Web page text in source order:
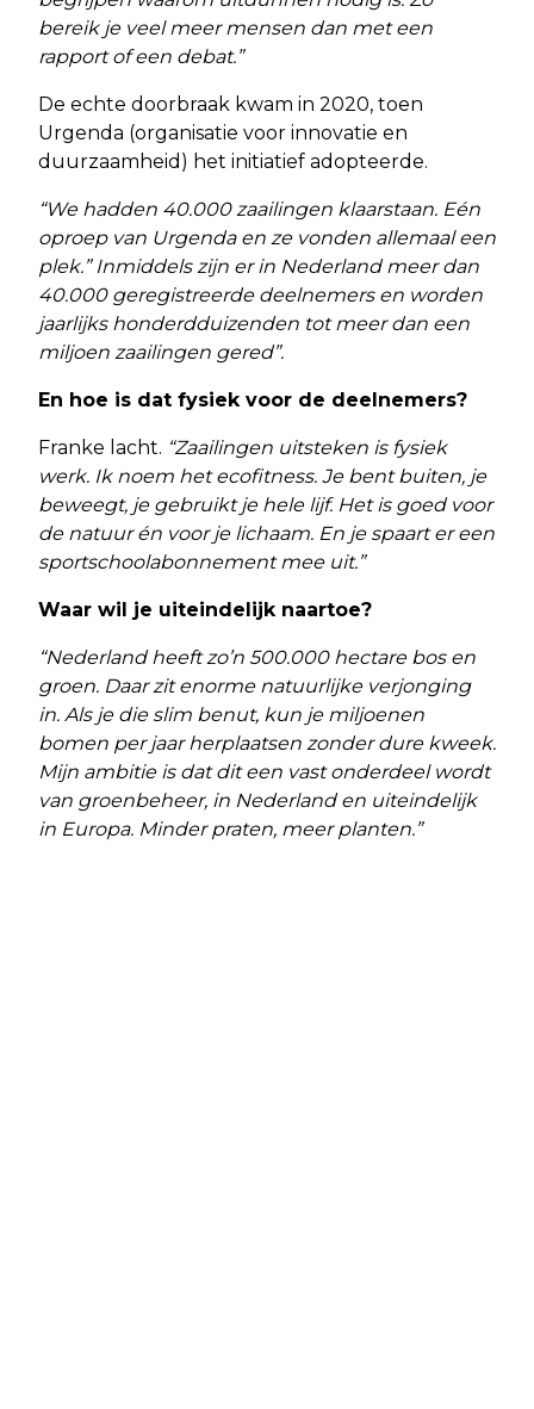
bereik je veel meer mensen dan met een
rapport of een debat.”
De echte doorbraak kwam in 2020, toen
Urgenda (organisatie voor innovatie en
duurzaamheid) het initiatief adopteerde.
“We hadden 40.000 zaailingen klaarstaan. Eén
oproep van Urgenda en ze vonden allemaal een
plek.” Inmiddels zijn er in Nederland meer dan
40.000 geregistreerde deelnemers en worden
jaarlijks honderdduizenden tot meer dan een
miljoen zaailingen gered”.
En hoe is dat fysiek voor de deelnemers?
Franke lacht. “Zaailingen uitsteken is fysiek
werk. Ik noem het ecofitness. Je bent buiten, je
beweegt, je gebruikt je hele lijf. Het is goed voor
de natuur én voor je lichaam. En je spaart er een
sportschoolabonnement mee uit.”
Waar wil je uiteindelijk naartoe?
“Nederland heeft zo’n 500.000 hectare bos en
groen. Daar zit enorme natuurlijke verjonging
in. Als je die slim benut, kun je miljoenen
bomen per jaar herplaatsen zonder dure kweek.
Mijn ambitie is dat dit een vast onderdeel wordt
van groenbeheer, in Nederland en uiteindelijk
in Europa. Minder praten, meer planten.”